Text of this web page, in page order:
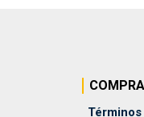
COMPRA